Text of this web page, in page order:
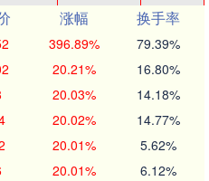
涨幅
换手率
396.89% 79.39%
20.21% 16.80%
20.03% 14.18%
20.02% 14.77%
20.01% 5.62%
20.01% 6.12%